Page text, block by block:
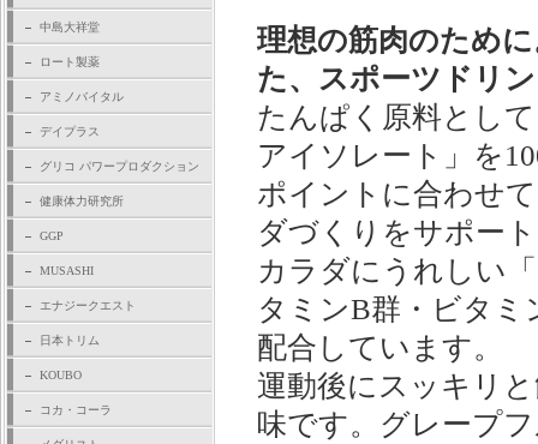
中島大祥堂
ロート製薬
アミノバイタル
デイプラス
グリコ パワープロダクション
健康体力研究所
GGP
MUSASHI
エナジークエスト
日本トリム
KOUBO
コカ・コーラ
理想の筋肉のため
た、スポーツドリ
たんぱく原料とし
アイソレート」を
ポイントに合わせ
ダづくりをサポー
カラダにうれしい
タミンB群・ビタミ
配合しています。
運動後にスッキリ
味です。グレープ